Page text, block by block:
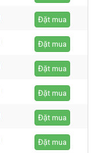
Đặt mua
Đặt mua
Đặt mua
Đặt mua
Đặt mua
Đặt mua